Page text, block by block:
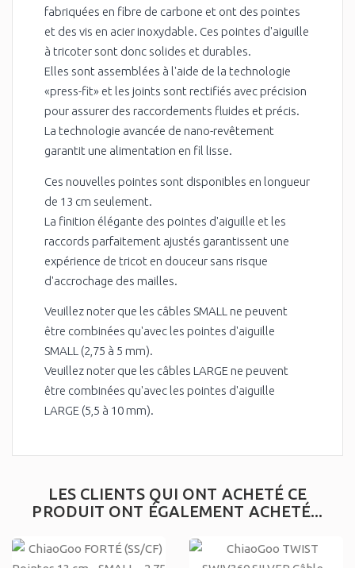
fabriquées en fibre de carbone et ont des pointes
et des vis en acier inoxydable. Ces pointes d'aiguille
à tricoter sont donc solides et durables.
Elles sont assemblées à l'aide de la technologie
«press-fit» et les joints sont rectifiés avec précision
pour assurer des raccordements fluides et précis.
La technologie avancée de nano-revêtement
garantit une alimentation en fil lisse.
Ces nouvelles pointes sont disponibles en longueur
de 13 cm seulement.
La finition élégante des pointes d'aiguille et les
raccords parfaitement ajustés garantissent une
expérience de tricot en douceur sans risque
d'accrochage des mailles.
Veuillez noter que les câbles SMALL ne peuvent
être combinées qu'avec les pointes d'aiguille
SMALL (2,75 à 5 mm).
Veuillez noter que les câbles LARGE ne peuvent
être combinées qu'avec les pointes d'aiguille
LARGE (5,5 à 10 mm).
LES CLIENTS QUI ONT ACHETÉ CE
PRODUIT ONT ÉGALEMENT ACHETÉ...